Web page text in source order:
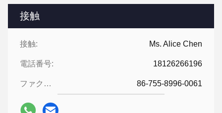
接触
接触: Ms. Alice Chen
電話番号: 18126266196
ファクシミリ: 86-755-8996-0061